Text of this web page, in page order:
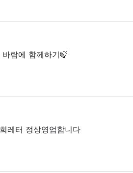
람에 함께하기🍃
레터 정상영업합니다